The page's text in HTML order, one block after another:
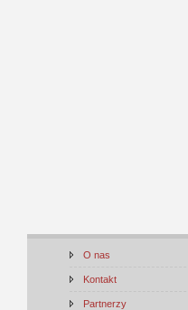
O nas
Kontakt
Partnerzy